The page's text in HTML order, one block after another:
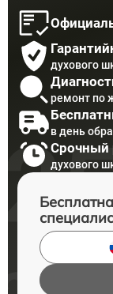
духового
ремонт по
в день
Срочный
духового